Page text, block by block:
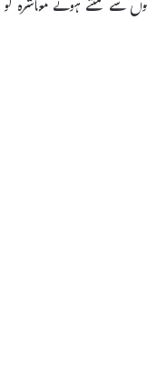
سے نمٹتے ہوئے معاشرہ